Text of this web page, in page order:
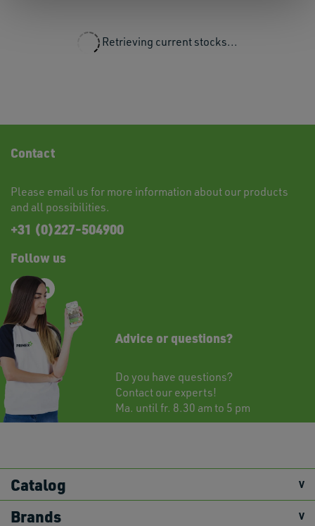
Retrieving current stocks...
Contact
Please email us for more information about our products
and all possibilities.
+31 (0)227-504900
Follow us
Advice or questions?
Do you have questions?
Contact our experts!
Ma. until fr. 8.30 am to 5 pm
Catalog
Brands